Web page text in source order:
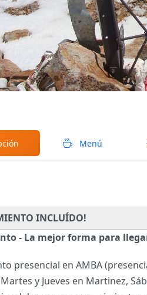
Menú
INCLUÍDO!
- La mejor forma para
presencial en AMBA
y Jueves en Martinez,